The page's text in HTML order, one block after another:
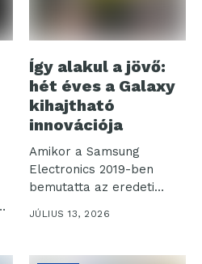
Így alakul a jövő:
hét éves a Galaxy
kihajtható
innovációja
Amikor a Samsung
Electronics 2019-ben
bemutatta az eredeti
Galaxy Foldot, nem
csupán...
JÚLIUS 13, 2026